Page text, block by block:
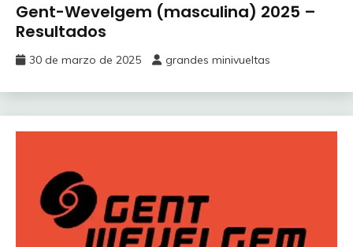
Gent-Wevelgem (masculina) 2025 –
Resultados
30 de marzo de 2025 grandes minivueltas